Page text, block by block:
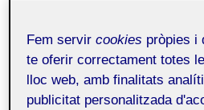
REFLEXIÓ
PROJECTE AMB
LLINDAR»
Fem servircookies pròpies i
te oferir correctament totes
lloc web, amb finalitats
publicitat personalitzada